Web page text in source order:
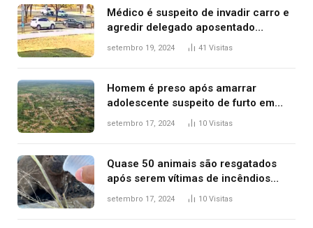
Médico é suspeito de invadir carro e
agredir delegado aposentado
durante confusão no trânsito
setembro 19, 2024 41 Visitas
Homem é preso após amarrar
adolescente suspeito de furto em
estaca de cerca e agredi-lo
setembro 17, 2024 10 Visitas
Quase 50 animais são resgatados
após serem vítimas de incêndios
florestais no Tocantins
setembro 17, 2024 10 Visitas